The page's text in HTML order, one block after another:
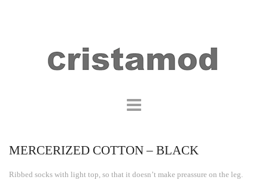
MERCERIZED COTTON – BLACK
Ribbed socks with light top, so that it doesn’t make preassure on the leg.